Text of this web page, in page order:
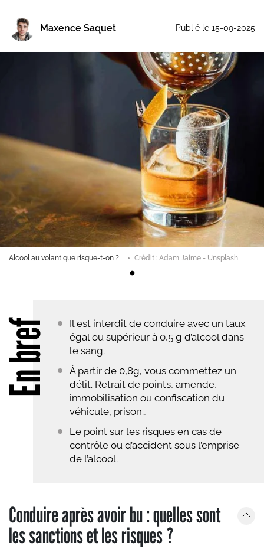
Maxence Saquet Publié le 15-09-2025
bref
Il est interdit de conduire avec un taux
égal ou supérieur à 0,5 g d’alcool dans
le sang.
À partir de 0,8g, vous commettez un
délit. Retrait de points, amende,
immobilisation ou confiscation du
véhicule, prison…
Le point sur les risques en cas de
contrôle ou d’accident sous l’emprise
de l’alcool.
Alcool au volant que risque-t-on ? Crédit : Adam Jaime - Unsplash
Conduire après avoir bu : quelles sont
les sanctions et les risques ?